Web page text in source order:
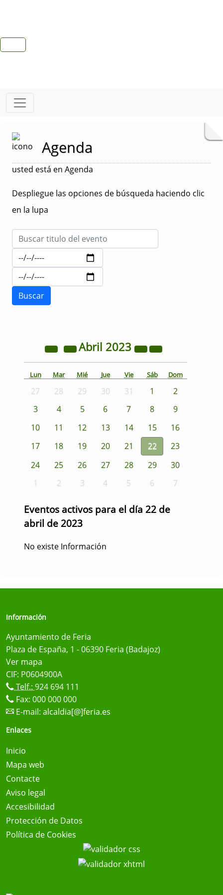
Agenda
usted está en Agenda
Despliegue las opciones de búsqueda haciendo clic
en la lupa
Abril 2023
Lun Mar Mié Jue Vie Sáb Dom
27 28 29 30 31 1
2
3
4 5 6 7 8
9
10
11 12 13 14 15
16
17
18 19 20 21 22
23
24
25 26 27 28 29
30
1
2 3 4 5 6 7
Eventos activos para el día 22 de
abril de 2023
No existe Información
Información
Ayuntamiento de Feria
Plaza de España, 1 - 06390 Feria (Badajoz)
Ver mapa
CIF: P0604900A
Telf.: 924 694 111
Fax: 000 000 000
E-mail: alcaldia[@]feria.es
Enlaces
Inicio
Mapa web
Contacte
Aviso legal
Accesibilidad
Protección de Datos
Política de Cookies